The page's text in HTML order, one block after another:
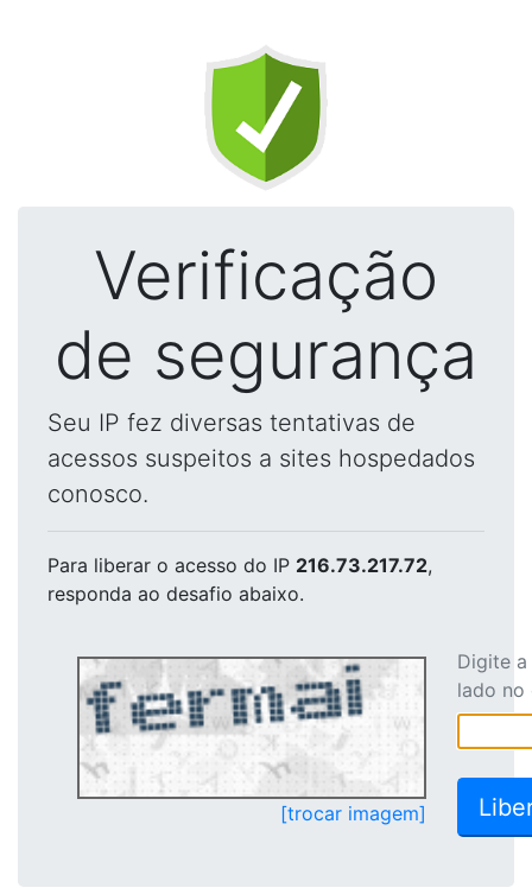
Verificação
de segurança
Seu IP fez diversas tentativas de
acessos suspeitos a sites hospedados
conosco.
Para liberar o acesso do IP 216.73.217.72,
responda ao desafio abaixo.
[trocar imagem]
Digite
lado no